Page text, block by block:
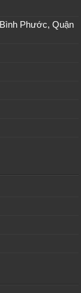
Phước, Quận